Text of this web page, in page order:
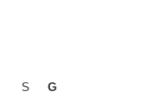
S G